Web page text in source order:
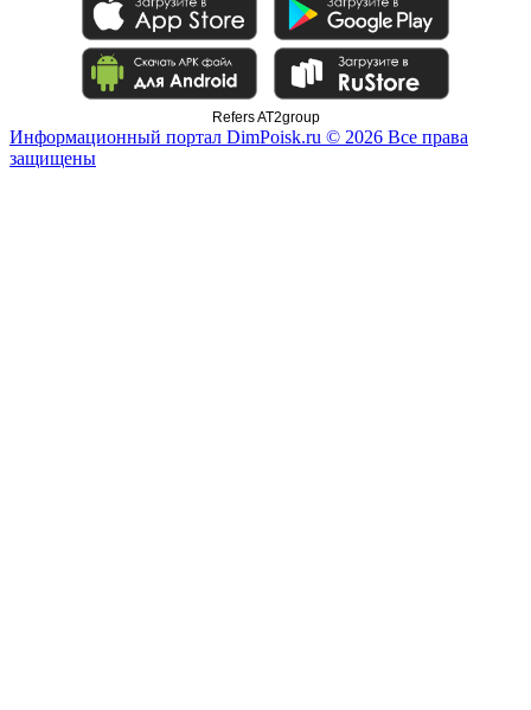
Refers AT2group
Информационный портал DimPoisk.ru © 2026 Все права
защищены